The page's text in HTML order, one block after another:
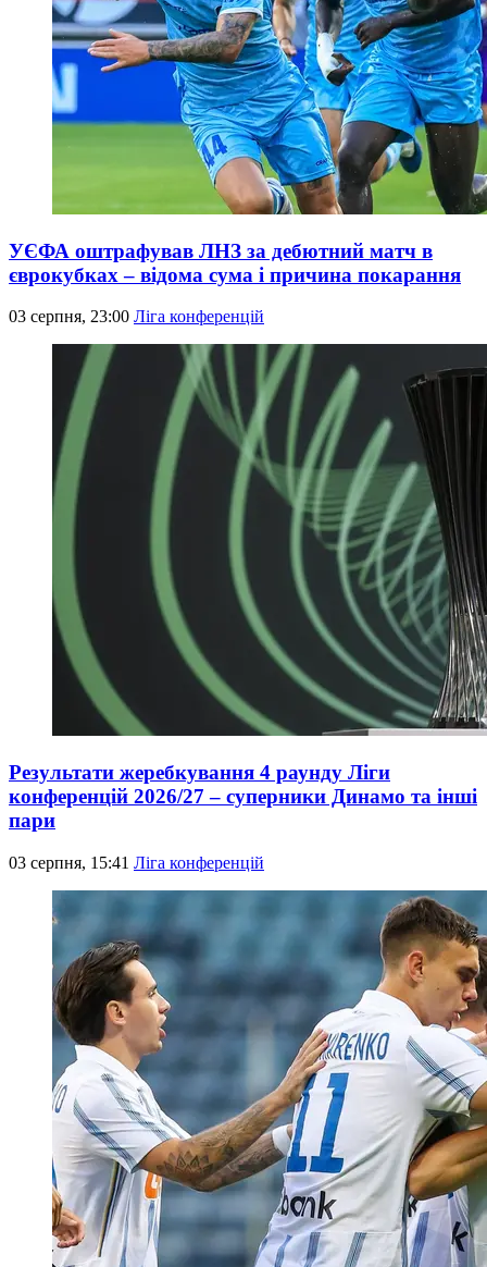
УЄФА оштрафував ЛНЗ за дебютний матч в
єврокубках – відома сума і причина покарання
03 серпня, 23:00 Ліга конференцій
Результати жеребкування 4 раунду Ліги
конференцій 2026/27 – суперники Динамо та інші
пари
03 серпня, 15:41 Ліга конференцій